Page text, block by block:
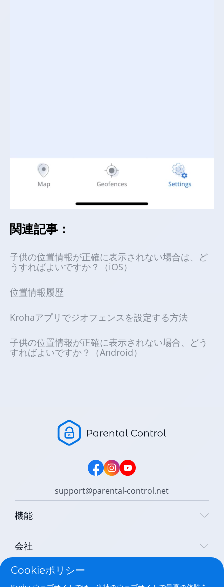
関連記事：
子供の位置情報が正確に表示されない場合は、ど
うすればよいですか？（iOS）
位置情報履歴
Krohaアプリでジオフェンスを設定する方法
子供の位置情報が正確に表示されない場合、どう
すればよいですか？（Android）
support@parental-control.net
機能
会社
合法
Cookieポリシー